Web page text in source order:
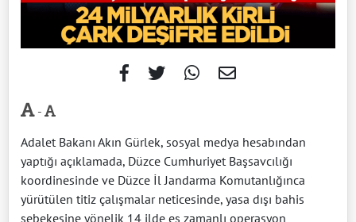
-
Adalet Bakanı Akın Gürlek, sosyal medya hesabından
yaptığı açıklamada, Düzce Cumhuriyet Başsavcılığı
koordinesinde ve Düzce İl Jandarma Komutanlığınca
yürütülen titiz çalışmalar neticesinde, yasa dışı bahis
şebekesine yönelik 14 ilde eş zamanlı operasyon